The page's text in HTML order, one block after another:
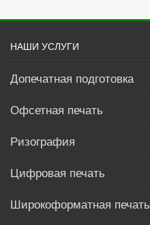
записям
НАШИ УСЛУГИ
Допечатная подготовка
Офсетная печать
Ризография
Цифровая печать
Широкоформатная печать